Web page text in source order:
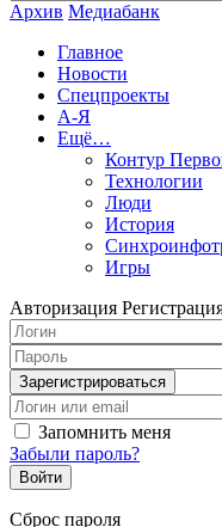
Архив Медиабанк
Главное
Новости
Спецпроекты
А-Я
Ещё…
Контур
Технологии
Люди
История
Игры
Авторизация
Запомнить меня
Забыли пароль?
Сброс пароля